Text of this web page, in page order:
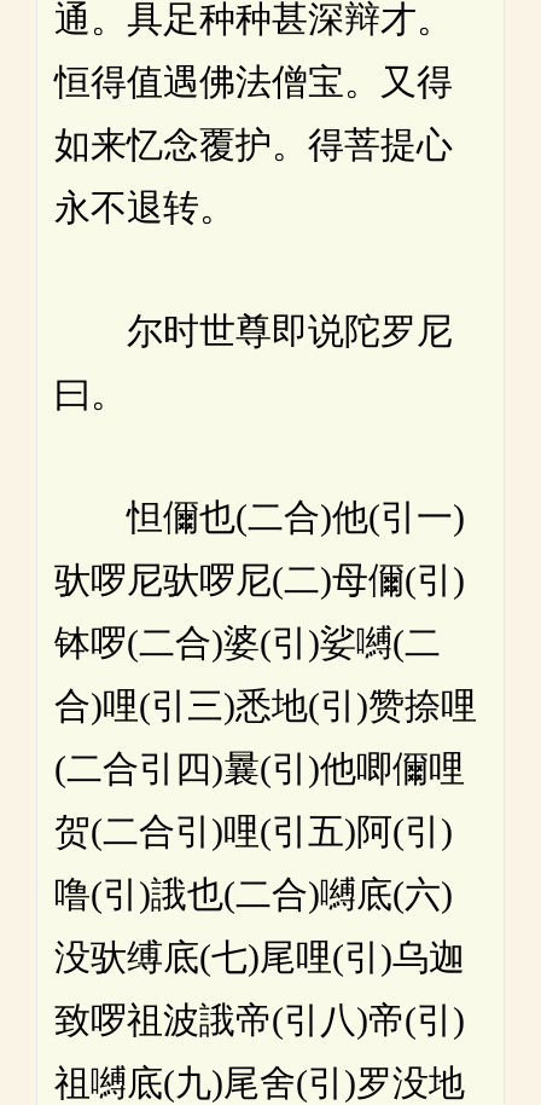
通。具足种种甚深辩才。
恒得值遇佛法僧宝。又得
如来忆念覆护。得菩提心
永不退转。
尔时世尊即说陀罗尼
曰。
怛儞也(二合)他(引一)
驮啰尼驮啰尼(二)母儞(引)
钵啰(二合)婆(引)娑嚩(二
合)哩(引三)悉地(引)赞捺哩
(二合引四)曩(引)他唧儞哩
贺(二合引)哩(引五)阿(引)
噜(引)誐也(二合)嚩底(六)
没驮缚底(七)尾哩(引)乌迦
致啰祖波誐帝(引八)帝(引)
祖嚩底(九)尾舍(引)罗没地